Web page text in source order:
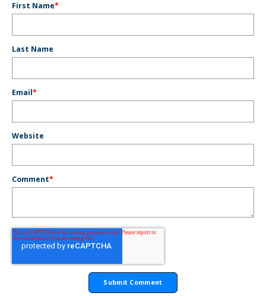
First Name*
Last Name
Email*
Website
Comment*